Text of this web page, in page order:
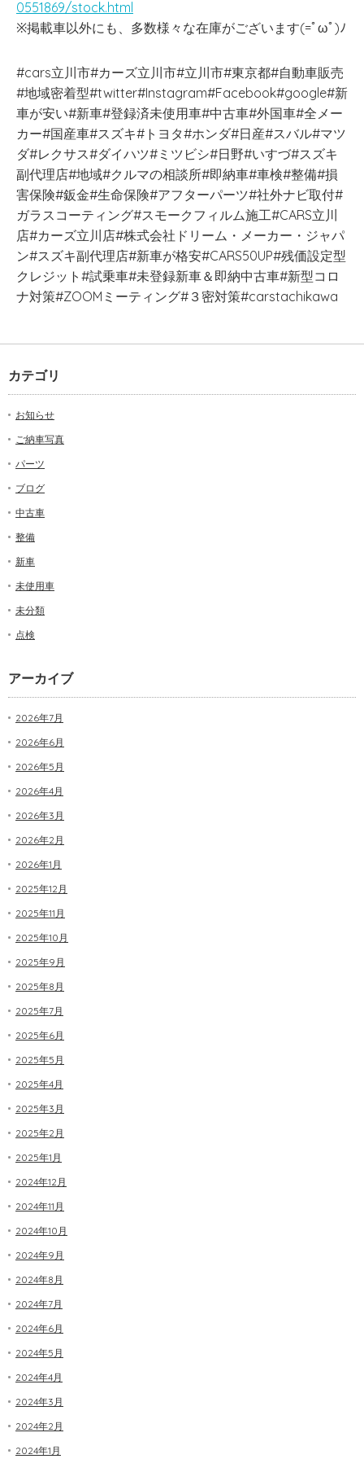
0551869/stock.html
※掲載車以外にも、多数様々な在庫がございます(=ﾟωﾟ)ﾉ
#cars立川市#カーズ立川市#立川市#東京都#自動車販売
#地域密着型#twitter#Instagram#Facebook#google#新
車が安い#新車#登録済未使用車#中古車#外国車#全メー
カー#国産車#スズキ#トヨタ#ホンダ#日産#スバル#マツ
ダ#レクサス#ダイハツ#ミツビシ#日野#いすづ#スズキ
副代理店#地域#クルマの相談所#即納車#車検#整備#損
害保険#鈑金#生命保険#アフターパーツ#社外ナビ取付#
ガラスコーティング#スモークフィルム施工#CARS立川
店#カーズ立川店#株式会社ドリーム・メーカー・ジャパ
ン#スズキ副代理店#新車が格安#CARS50UP#残価設定型
クレジット#試乗車#未登録新車＆即納中古車#新型コロ
ナ対策#ZOOMミーティング#３密対策#carstachikawa
カテゴリ
お知らせ
ご納車写真
パーツ
ブログ
中古車
整備
新車
未使用車
未分類
点検
アーカイブ
2026年7月
2026年6月
2026年5月
2026年4月
2026年3月
2026年2月
2026年1月
2025年12月
2025年11月
2025年10月
2025年9月
2025年8月
2025年7月
2025年6月
2025年5月
2025年4月
2025年3月
2025年2月
2025年1月
2024年12月
2024年11月
2024年10月
2024年9月
2024年8月
2024年7月
2024年6月
2024年5月
2024年4月
2024年3月
2024年2月
2024年1月